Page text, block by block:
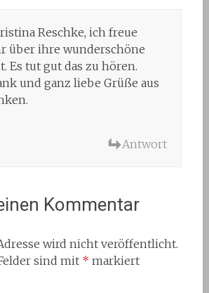
Reschke, ich freue
über ihre wunderschöne
Es tut gut das zu hören.
und ganz liebe Grüße aus
Antwort
Kommentar
wird nicht veröffentlicht.
sind mit * markiert